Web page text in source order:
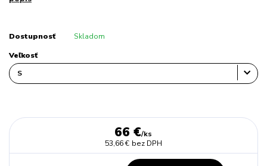
Dostupnosť Skladom
Veľkosť
66 €/ks
53,66 € bez DPH